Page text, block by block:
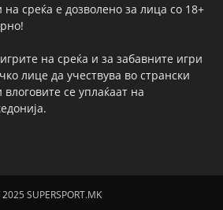
на среќа е дозволено за лица со 18+
на среќа и за забавните игри
лице да учествува во странски
се уплаќаат на
SUPERSPORT.MK